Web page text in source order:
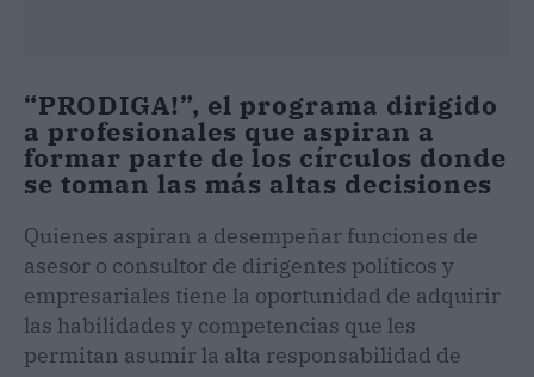
“PRODIGA!”, el programa dirigido
a profesionales que aspiran a
formar parte de los círculos donde
se toman las más altas decisiones
Quienes aspiran a desempeñar funciones de
asesor o consultor de dirigentes políticos y
empresariales tiene la oportunidad de adquirir
las habilidades y competencias que les
permitan asumir la alta responsabilidad de